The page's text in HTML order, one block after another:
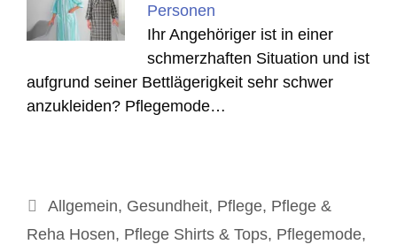
Personen
Ihr Angehöriger ist in einer
schmerzhaften Situation und ist
aufgrund seiner Bettlägerigkeit sehr schwer
anzukleiden? Pflegemode…
Kategorien
Allgemein, Gesundheit, Pflege, Pflege &
Reha Hosen, Pflege Shirts & Tops, Pflegemode,